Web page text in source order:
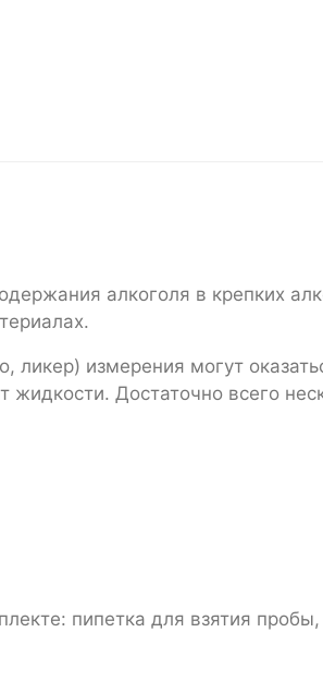
алкоголя в крепких
измерения могут
Достаточно всего
пипетка для взятия пробы,